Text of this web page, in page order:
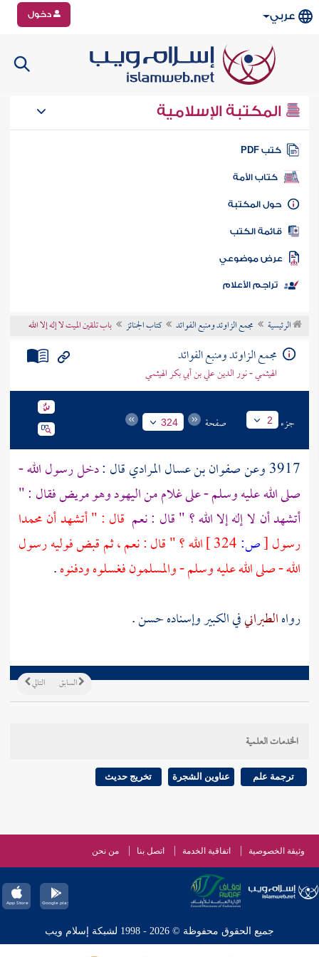
عربي دخول
المكتبة الإسلامية
كتب PDF
كتاب الأمة
المكتبة
الكتب
موضوعي
تراجم الأعلام
الرئيسية مجمع الزاوئد ومنبع الفوائد كتاب الجنائز باب تلقين الميت لا إله إلا الله
مجمع الزاوئد ومنبع الفوائد
الهيثمي - نور الدين علي بن أبي بكر الهيثمي
جزء 2 صفحة 324
3917 وعن صفوان بن عسال المراديقال :دخل رسول الله -
صلى الله عليه وسلم - على غلام مناليهودوهو مريض فقال : "
أتشهد أن لا إله إلا الله ؟ " قال : نعم قال : " أتشهد أنمحمدا
رسول[ص:
الله ؟ " قال : نعم ، ثم قبض فوليه رسول
الله - صلى الله عليه وسلم - والمسلمون فغسلوه ودفنوه.
رواهالطبرانيفي الكبير وإسناده حسن .
التالي السابق
الخدمات العلمية
ترجمة علم عناوين الشجرة تخريج حديث
وثيقة الخصوصية اتفاقية الخدمة اتصل بنا من نحن
جميع الحقوق محفوظة © 2026 - 1998 لشبكة إسلام ويب